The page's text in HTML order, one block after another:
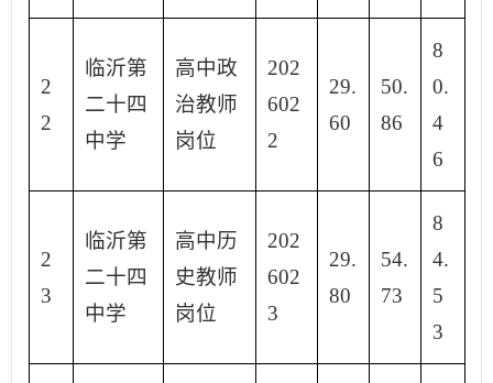
2
2
临沂第
二十四
中学
高中政
治教师
岗位
202
602
2
29.
60
50.
86
8
0.
4
6
2
3
临沂第
二十四
中学
高中历
史教师
岗位
202
602
3
29.
80
54.
73
8
4.
5
3